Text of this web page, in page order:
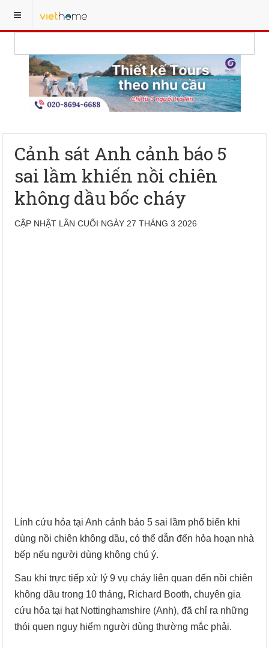
Cảnh sát Anh cảnh báo 5
sai lầm khiến nồi chiên
không dầu bốc cháy
CẬP NHẬT LẦN CUỐI NGÀY 27 THÁNG 3 2026
Lính cứu hỏa tại Anh cảnh báo 5 sai lầm phổ biến khi
dùng nồi chiên không dầu, có thể dẫn đến hỏa hoạn nhà
bếp nếu người dùng không chú ý.
Sau khi trực tiếp xử lý 9 vụ cháy liên quan đến nồi chiên
không dầu trong 10 tháng, Richard Booth, chuyên gia
cứu hỏa tại hạt Nottinghamshire (Anh), đã chỉ ra những
thói quen nguy hiểm người dùng thường mắc phải.